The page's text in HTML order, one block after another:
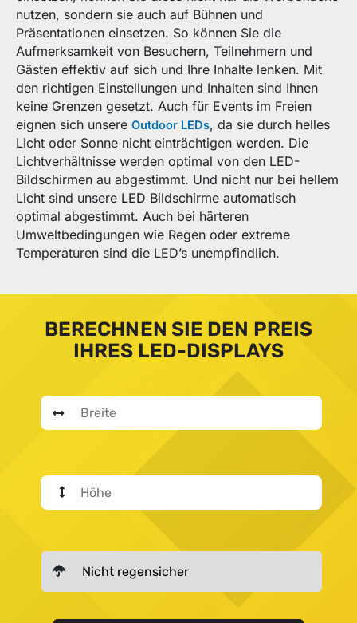
nutzen, sondern sie auch auf Bühnen und
Präsentationen einsetzen. So können Sie die
Aufmerksamkeit von Besuchern, Teilnehmern und
Gästen effektiv auf sich und Ihre Inhalte lenken. Mit
den richtigen Einstellungen und Inhalten sind Ihnen
keine Grenzen gesetzt. Auch für Events im Freien
eignen sich unsereOutdoor LEDs, da sie durch helles
Licht oder Sonne nicht einträchtigen werden. Die
Lichtverhältnisse werden optimal von den LED-
Bildschirmen au abgestimmt. Und nicht nur bei hellem
Licht sind unsere LED Bildschirme automatisch
optimal abgestimmt. Auch bei härteren
Umweltbedingungen wie Regen oder extreme
Temperaturen sind die LED’s unempfindlich.
BERECHNEN SIE DEN PREIS
IHRES LED-DISPLAYS